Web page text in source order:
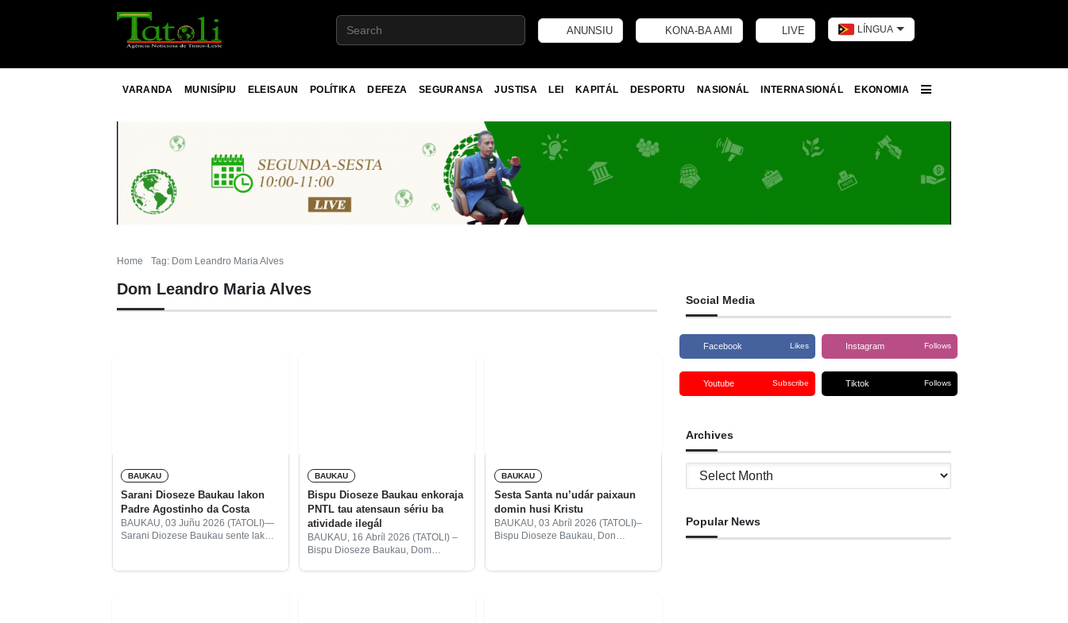
ANUNSIU KONA-BA AMI LIVE LÍNGUA
VARANDA MUNISÍPIU ELEISAUN POLÍTIKA DEFEZA SEGURANSA JUSTISA LEI KAPITÁL DESPORTU NASIONÁL INTERNASIONÁL
EKONOMIA
Home Tag: Dom Leandro Maria Alves
Dom Leandro Maria Alves
BAUKAU
Sarani Dioseze Baukau lakon
Padre Agostinho da Costa
BAUKAU, 03 Juñu 2026 (TATOLI)—
Sarani Diozese Baukau sente lakon
84. Bispu Dioseze Baukau, Don
BAUKAU
Bispu Dioseze Baukau enkoraja
PNTL tau atensaun sériu ba
atividade ilegál
BAUKAU, 16 Abríl 2026 (TATOLI) –
Bispu Dioseze Baukau, Dom
BAUKAU
Sesta Santa nu’udár paixaun
domin husi Kristu
BAUKAU, 03 Abríl 2026 (TATOLI)–
Bispu Dioseze Baukau, Don
nu’udár símbulu paixaun domin husi
Social Media
Facebook Likes Instagram Follows
Youtube Subscribe Tiktok Follows
Archives
Archives
Popular News